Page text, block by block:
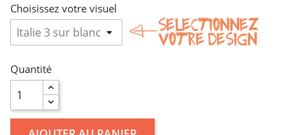
Choisissez votre visuel
Quantité